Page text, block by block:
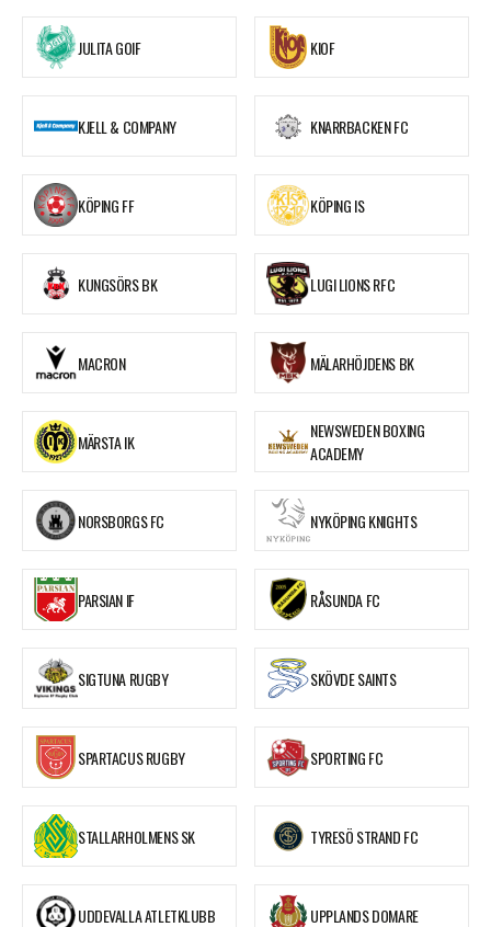
JULITA GOIF KIOF
KJELL & COMPANY KNARRBACKEN FC
KÖPING FF KÖPING IS
KUNGSÖRS BK LUGI LIONS RFC
MACRON MÄLARHÖJDENS BK
MÄRSTA IK
NEWSWEDEN BOXING
ACADEMY
NORSBORGS FC NYKÖPING KNIGHTS
PARSIAN IF RÅSUNDA FC
SIGTUNA RUGBY SKÖVDE SAINTS
SPARTACUS RUGBY SPORTING FC
STALLARHOLMENS SK TYRESÖ STRAND FC
UDDEVALLA ATLETKLUBB UPPLANDS DOMARE